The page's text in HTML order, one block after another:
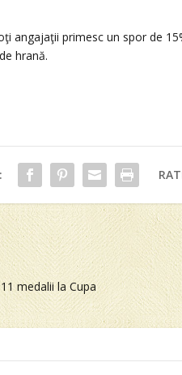
angajaţii primesc un spor de
hrană.
medalii la Cupa